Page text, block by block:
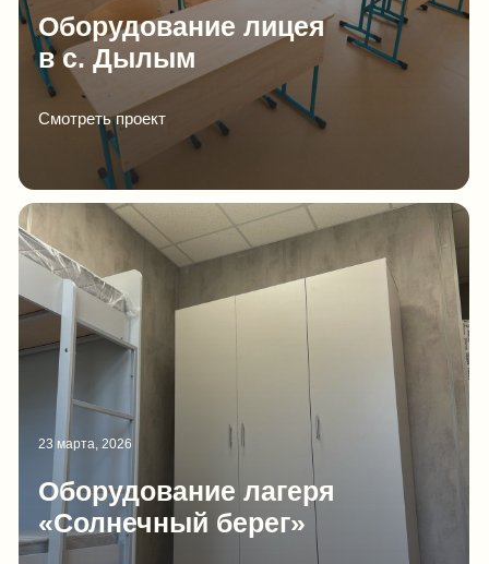
Наши партнеры
учреждений, в результате чего обеспечиваются
рабочие места, уплачиваются ежегодного
налоги в бюджет, изготавливается
качественная, конкурентоспособная продукция
и создаются условия для развития
собственного производственного цикла
на территории Республики Дагестан.
Коммерческое предложение
Рассчитать индивидуальный проект
Скрыть